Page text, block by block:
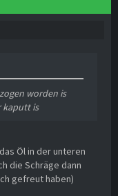
worden is
kaputt is
Öl in der unteren
die Schräge dann
gefreut haben)